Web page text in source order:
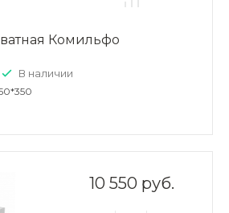
Комильфо
В наличии
10 550 руб.